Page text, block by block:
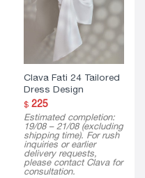
Clava Fati 24 Tailored
Dress Design
$225
Estimated completion:
19/08 – 21/08 (excluding
shipping time). For rush
inquiries or earlier
delivery requests,
please contact Clava for
consultation.